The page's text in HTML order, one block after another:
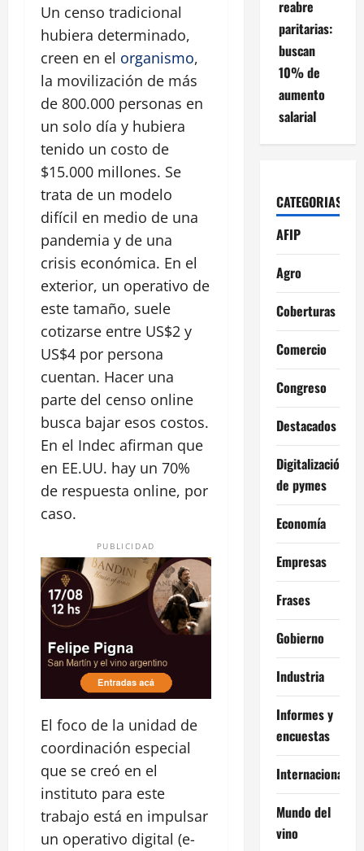
Un censo tradicional
hubiera determinado,
creen en el organismo,
la movilización de más
de 800.000 personas en
un solo día y hubiera
tenido un costo de
$15.000 millones. Se
trata de un modelo
difícil en medio de una
pandemia y de una
crisis económica. En el
exterior, un operativo de
este tamaño, suele
cotizarse entre US$2 y
US$4 por persona
cuentan. Hacer una
parte del censo online
busca bajar esos costos.
En el Indec afirman que
en EE.UU. hay un 70%
de respuesta online, por
caso.
PUBLICIDAD
El foco de la unidad de
coordinación especial
que se creó en el
instituto para este
trabajo está en impulsar
un operativo digital (e-
reabre
paritarias:
buscan
10% de
aumento
salarial
CATEGORIAS
AFIP
Agro
Coberturas
Comercio
Congreso
Destacados
Digitalización
de pymes
Economía
Empresas
Frases
Gobierno
Industria
Informes y
encuestas
Internacional
Mundo del
vino